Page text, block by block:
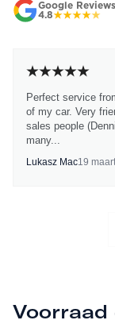
Google Reviews
4.8
Perfect service
of my car. Very
sales people
many...
Lukasz Mac19
Voorraad